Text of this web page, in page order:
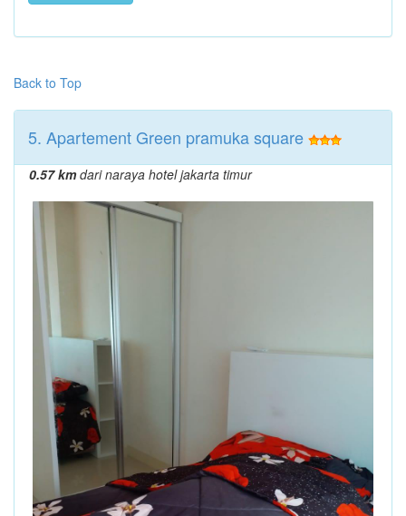
Back to Top
5. Apartement Green pramuka square
0.57 kmdari naraya hotel jakarta timur